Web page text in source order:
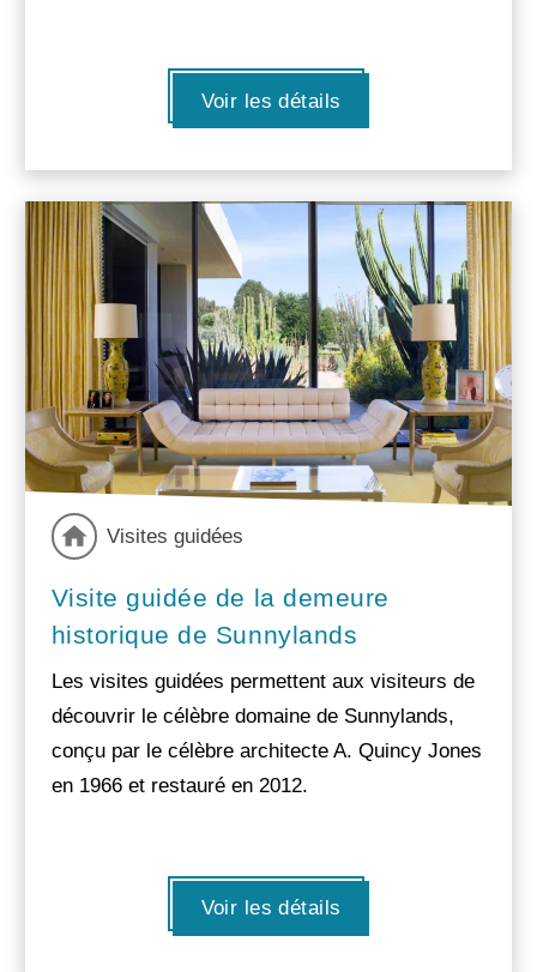
Voir les détails
Visites guidées
Visite guidée de la demeure
historique de Sunnylands
Les visites guidées permettent aux visiteurs de
découvrir le célèbre domaine de Sunnylands,
conçu par le célèbre architecte A. Quincy Jones
en 1966 et restauré en 2012.
Voir les détails